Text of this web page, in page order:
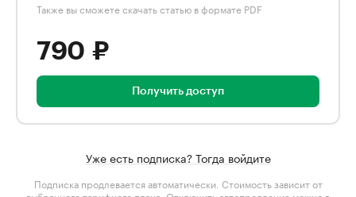
Также вы сможете скачать статью в формате PDF
790 ₽
Получить доступ
Уже есть подписка? Тогда войдите
Подписка продлевается автоматически. Стоимость зависит от